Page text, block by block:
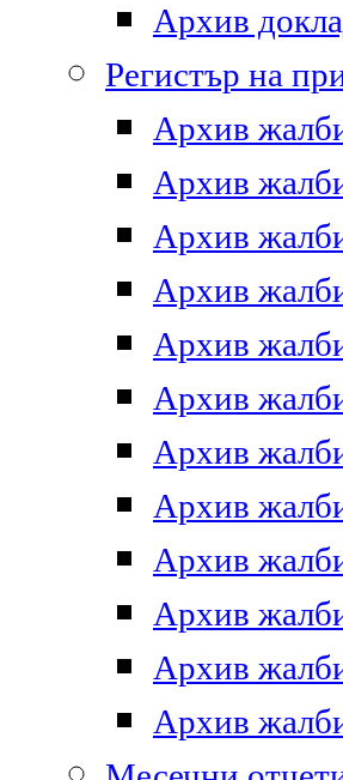
Архив
Регистър на
Архив
Архив
Архив
Архив
Архив
Архив
Архив
Архив
Архив
Архив
Архив
Архив